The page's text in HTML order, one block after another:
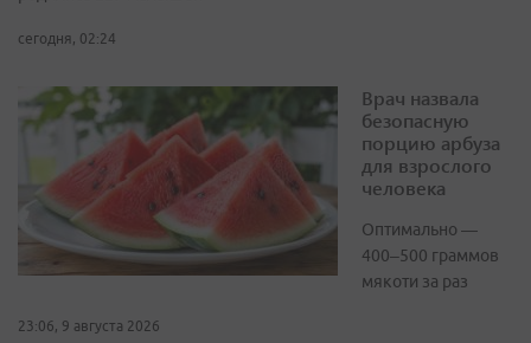
сегодня, 02:24
Врач назвала
безопасную
порцию арбуза
для взрослого
человека
Оптимально —
400–500 граммов
мякоти за раз
23:06, 9 августа 2026